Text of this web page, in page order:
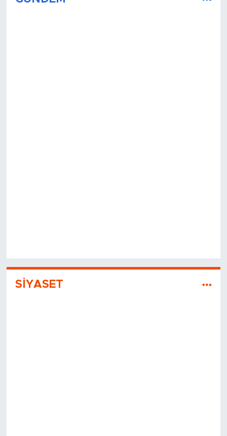
SİYASET